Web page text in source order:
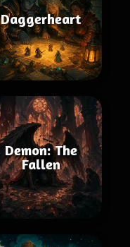
Daggerheart
Demon: The
Fallen